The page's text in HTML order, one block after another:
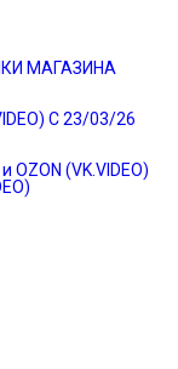
МАГАЗИНА
C 23/03/26
(VK.VIDEO)